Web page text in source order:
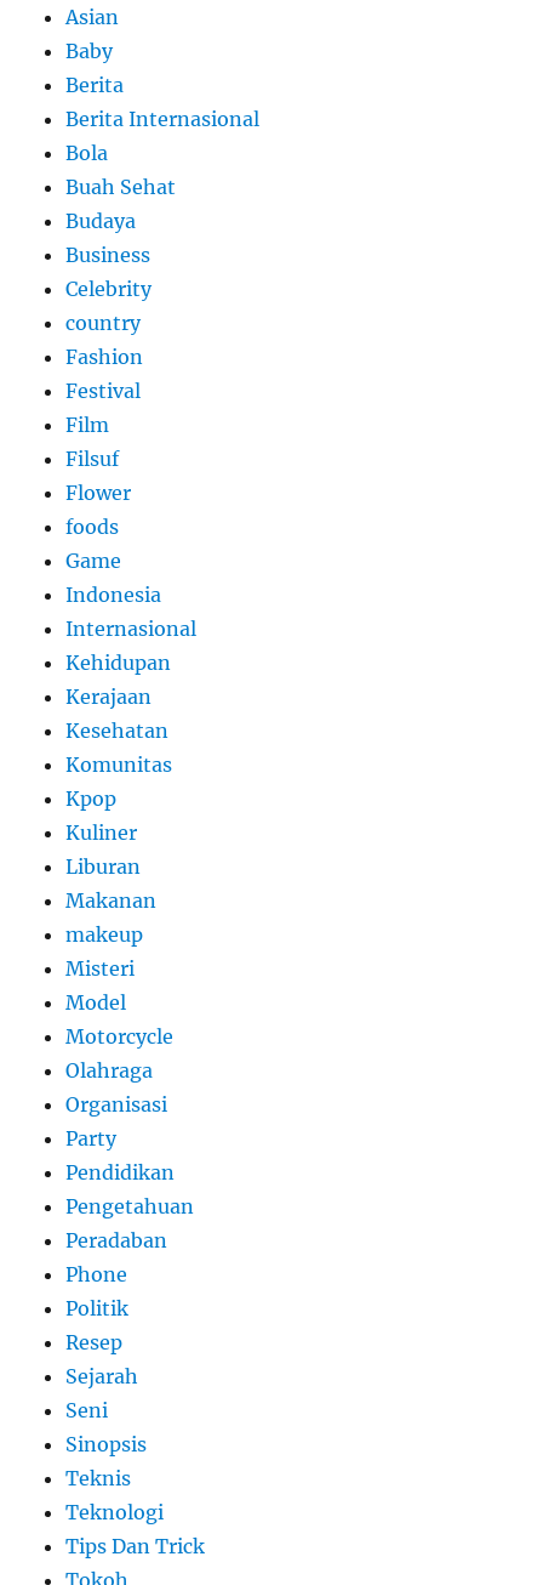
Asian
Baby
Berita
Berita Internasional
Bola
Buah Sehat
Budaya
Business
Celebrity
country
Fashion
Festival
Film
Filsuf
Flower
foods
Game
Indonesia
Internasional
Kehidupan
Kerajaan
Kesehatan
Komunitas
Kpop
Kuliner
Liburan
Makanan
makeup
Misteri
Model
Motorcycle
Olahraga
Organisasi
Party
Pendidikan
Pengetahuan
Peradaban
Phone
Politik
Resep
Sejarah
Seni
Sinopsis
Teknis
Teknologi
Tips Dan Trick